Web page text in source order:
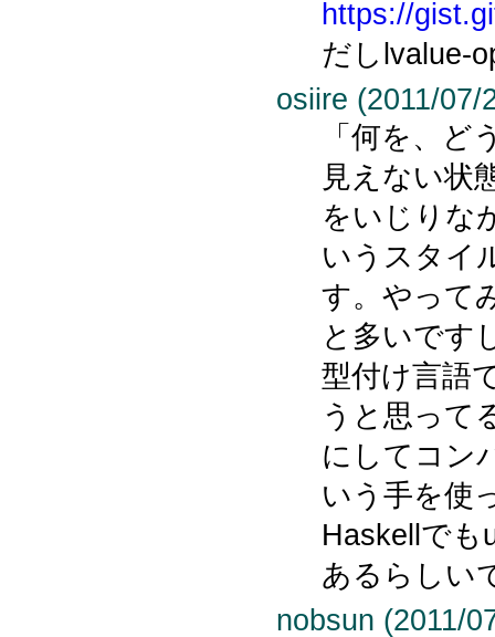
https://
だしlvalue-
osiire (2011/07/
「何を、
見えない状
をいじりな
いうスタイ
す。やって
と多いです
型付け言語
うと思って
にしてコン
いう手を使
Haskellでも
あるらしい
nobsun (2011/